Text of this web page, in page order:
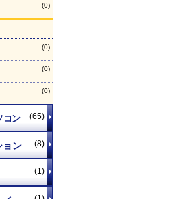
(0)
(0)
(0)
(0)
(65)
(8)
(1)